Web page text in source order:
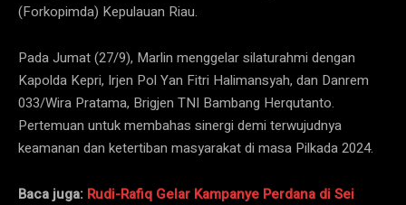
(Forkopimda) Kepulauan Riau.
Pada Jumat (27/9), Marlin menggelar silaturahmi dengan
Kapolda Kepri, Irjen Pol Yan Fitri Halimansyah, dan Danrem
033/Wira Pratama, Brigjen TNI Bambang Herqutanto.
Pertemuan untuk membahas sinergi demi terwujudnya
keamanan dan ketertiban masyarakat di masa Pilkada 2024.
Baca juga: Rudi-Rafiq Gelar Kampanye Perdana di Sei